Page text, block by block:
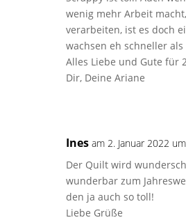
wenig mehr Arbeit
verarbeiten, ist es doch
wachsen eh schneller
Alles Liebe und Gute für
Dir, Deine Ariane
Ines am 2. Januar 2022
Der Quilt wird
wunderbar zum
den ja auch so toll!
Liebe Grüße